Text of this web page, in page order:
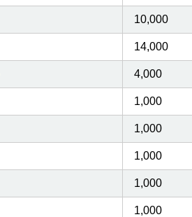
10,000
14,000
4,000
1,000
1,000
1,000
1,000
1,000